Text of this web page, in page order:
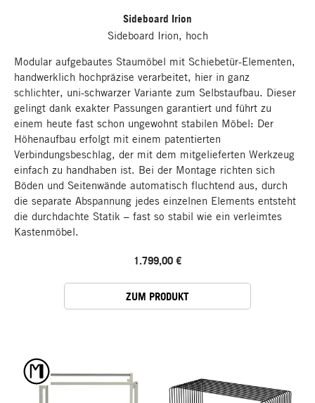
Sideboard Irion
Sideboard Irion, hoch
Modular aufgebautes Staumöbel mit Schiebetür-Elementen,
handwerklich hochpräzise verarbeitet, hier in ganz
schlichter, uni-schwarzer Variante zum Selbstaufbau. Dieser
gelingt dank exakter Passungen garantiert und führt zu
einem heute fast schon ungewohnt stabilen Möbel: Der
Höhenaufbau erfolgt mit einem patentierten
Verbindungsbeschlag, der mit dem mitgelieferten Werkzeug
einfach zu handhaben ist. Bei der Montage richten sich
Böden und Seitenwände automatisch fluchtend aus, durch
die separate Abspannung jedes einzelnen Elements entsteht
die durchdachte Statik – fast so stabil wie ein verleimtes
Kastenmöbel.
1.799,00 €
ZUM PRODUKT